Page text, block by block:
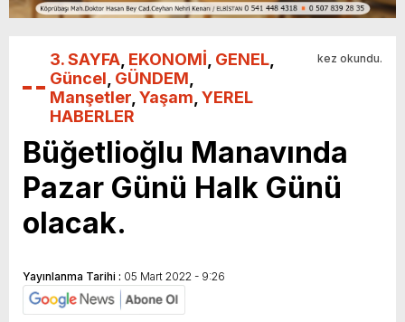
3. SAYFA EKONOMİ GENEL
Güncel GÜNDEM
Manşetler Yaşam YEREL
HABERLER
kez okundu.
Büğetlioğlu Manavında
Pazar Günü Halk Günü
olacak.
Yayınlanma Tarihi : 05 Mart 2022 - 9:26